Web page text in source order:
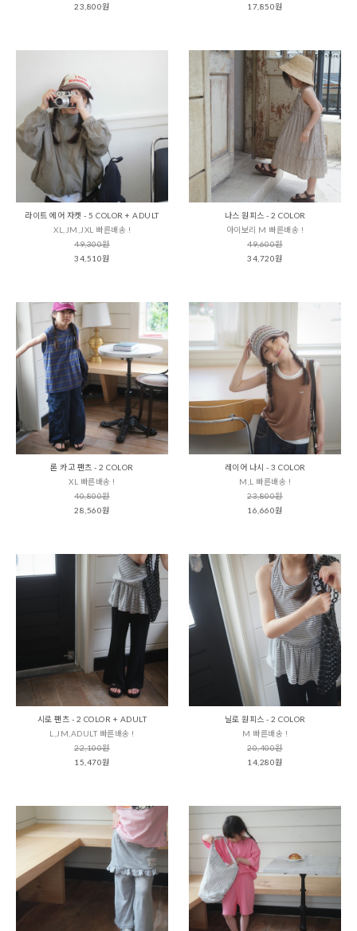
23,800원
17,850원
라이트 에어 자켓 - 5 COLOR + ADULT
XL,JM,JXL 빠른배송 !
49,300원
34,510원
나스 원피스 - 2 COLOR
아이보리 M 빠른배송 !
49,600원
34,720원
론 카고 팬츠 - 2 COLOR
XL 빠른배송 !
40,800원
28,560원
레이어 나시 - 3 COLOR
M,L 빠른배송 !
23,800원
16,660원
시로 팬츠 - 2 COLOR + ADULT
L,JM,ADULT 빠른배송 !
22,100원
15,470원
닐로 원피스 - 2 COLOR
M 빠른배송 !
20,400원
14,280원